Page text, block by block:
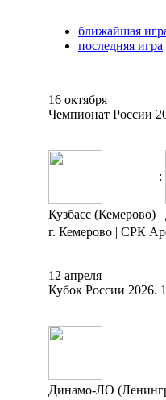
ближайшая
последняя игра
16 октября
Чемпионат России
:
Кузбасс (Кемерово)
г. Кемерово | СРК
12 апреля
Кубок России 2026.
Динамо-ЛО